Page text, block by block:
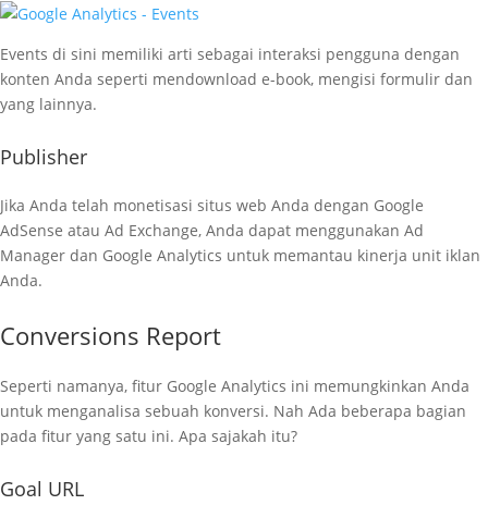
Events di sini memiliki arti sebagai interaksi pengguna dengan
konten Anda seperti mendownload e-book, mengisi formulir dan
yang lainnya.
Publisher
Jika Anda telah monetisasi situs web Anda dengan Google
AdSense atau Ad Exchange, Anda dapat menggunakan Ad
Manager dan Google Analytics untuk memantau kinerja unit iklan
Anda.
Conversions Report
Seperti namanya, fitur Google Analytics ini memungkinkan Anda
untuk menganalisa sebuah konversi. Nah Ada beberapa bagian
pada fitur yang satu ini. Apa sajakah itu?
Goal URL